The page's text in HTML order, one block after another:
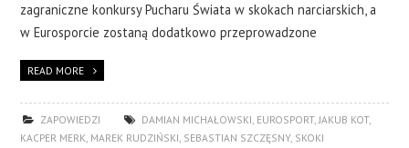
zagraniczne konkursy Pucharu Świata w skokach narciarskich, a
w Eurosporcie zostaną dodatkowo przeprowadzone
READ MORE
ZAPOWIEDZI DAMIAN MICHAŁOWSKI, EUROSPORT,JAKUB KOT,
KACPER MERK, MAREK RUDZIŃSKI, SEBASTIAN SZCZĘSNY, SKOKI